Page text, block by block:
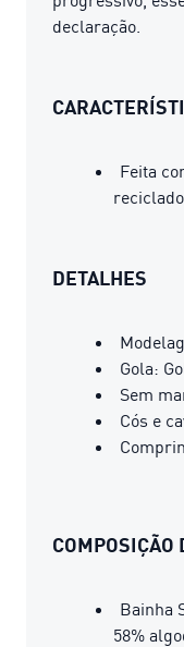
declaração.
Feita
DETALHES
Gola:
Sem
Cós e
COMPOSIÇÃO
Bainha
58%